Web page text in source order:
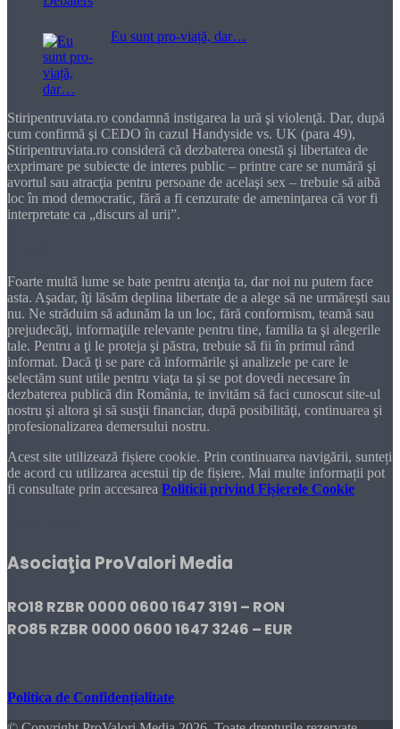
Eu sunt pro-viață, dar…
Stiripentruviata.ro condamnă instigarea la ură şi violenţă. Dar, după
cum confirmă şi CEDO în cazul Handyside vs. UK (para 49),
Stiripentruviata.ro consideră că dezbaterea onestă şi libertatea de
exprimare pe subiecte de interes public – printre care se numără şi
avortul sau atracţia pentru persoane de acelaşi sex – trebuie să aibă
loc în mod democratic, fără a fi cenzurate de ameninţarea că vor fi
interpretate ca „discurs al urii”.
Foarte multă lume se bate pentru atenţia ta, dar noi nu putem face
asta. Aşadar, îţi lăsăm deplina libertate de a alege să ne urmăreşti sau
nu. Ne străduim să adunăm la un loc, fără conformism, teamă sau
prejudecăţi, informaţiile relevante pentru tine, familia ta şi alegerile
tale. Pentru a ţi le proteja şi păstra, trebuie să fii în primul rând
informat. Dacă ţi se pare că informările şi analizele pe care le
selectăm sunt utile pentru viaţa ta şi se pot dovedi necesare în
dezbaterea publică din România, te invităm să faci cunoscut site-ul
nostru şi altora şi să susţii financiar, după posibilităţi, continuarea şi
profesionalizarea demersului nostru.
Acest site utilizează fișiere cookie. Prin continuarea navigării, sunteți
de acord cu utilizarea acestui tip de fișiere. Mai multe informații pot
fi consultate prin accesarea Politicii privind Fișierele Cookie
Asociaţia ProValori Media
RO18 RZBR 0000 0600 1647 3191 – RON
RO85 RZBR 0000 0600 1647 3246 – EUR
Politica de Confidențialitate